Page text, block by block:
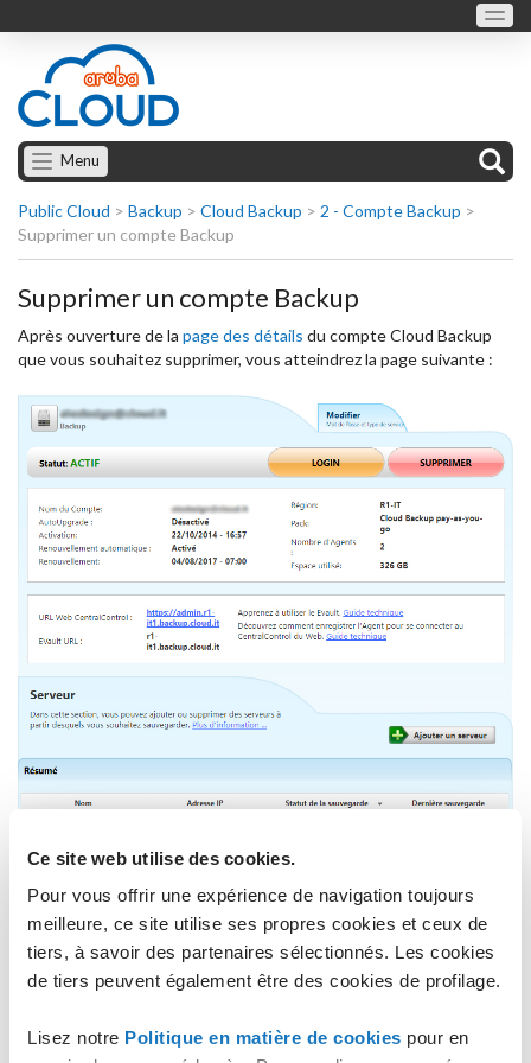
Ce site web utilise des cookies.
Pour vous offrir une expérience de navigation toujours
meilleure, ce site utilise ses propres cookies et ceux de
tiers, à savoir des partenaires sélectionnés. Les cookies
de tiers peuvent également être des cookies de profilage.
Lisez notre Politique en matière de cookies pour en
Menu
Public Cloud > Backup > Cloud Backup > 2 - Compte Backup >
Supprimer un compte Backup
Supprimer un compte Backup
Après ouverture de la page des détails du compte Cloud Backup
que vous souhaitez supprimer, vous atteindrez la page suivante :
Pour supprimer un compte Cloud Backup, cliquez sur
SUPPRIMER